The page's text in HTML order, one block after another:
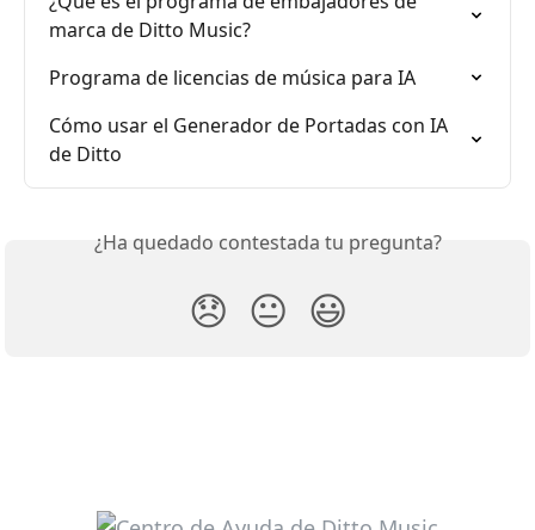
marca de Ditto Music?
Programa de licencias de música para IA
Cómo usar el Generador de Portadas con IA
de Ditto
¿Ha quedado contestada tu pregunta?
😞 😐 😃